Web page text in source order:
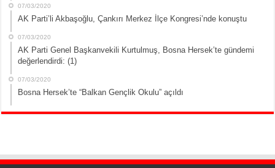
07/03/2020
AK Parti’li Akbaşoğlu, Çankırı Merkez İlçe Kongresi’nde konuştu
07/03/2020
AK Parti Genel Başkanvekili Kurtulmuş, Bosna Hersek’te gündemi
değerlendirdi: (1)
07/03/2020
Bosna Hersek’te “Balkan Gençlik Okulu” açıldı